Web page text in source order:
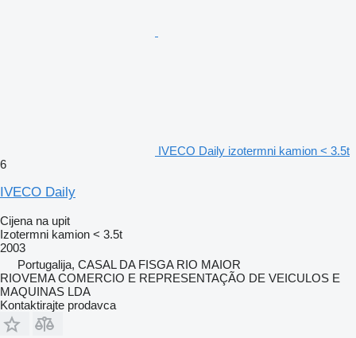
IVECO Daily izotermni kamion < 3.5t
6
IVECO Daily
Cijena na upit
Izotermni kamion < 3.5t
2003
Portugalija, CASAL DA FISGA RIO MAIOR
RIOVEMA COMERCIO E REPRESENTAÇÃO DE VEICULOS E
MAQUINAS LDA
Kontaktirajte prodavca